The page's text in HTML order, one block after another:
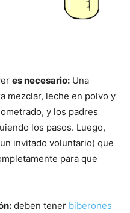
es necesario: Una
mezclar, leche en polvo y
y los padres
los pasos. Luego,
invitado voluntario) que
para que
deben tener biberones